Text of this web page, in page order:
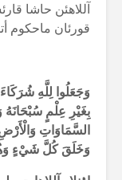
آللاهئن حاشا
قورئان ماحکوم
وَجَعَلُوا لِلَّهِ
بِغَيْرِ عِلْمٍ
السَّمَاوَاتِ
وَخَلَقَ كُلَّ شَيْءٍ